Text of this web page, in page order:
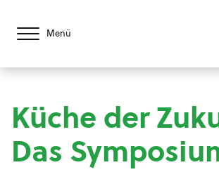
Menü
Küche der
Das